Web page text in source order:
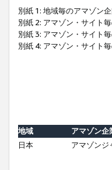
別紙 1: 地域毎のアマゾン
別紙 2: アマゾン・サイト
別紙 3: アマゾン・サイト
別紙 4: アマゾン・サイト
地域
アマゾン企
日本
アマゾンジ